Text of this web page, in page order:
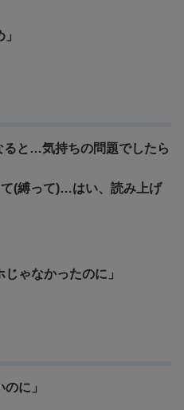
ると…気持ちの問題でしたら
て(縛って)…はい、読み上げ
ゃなかったのに」
に」